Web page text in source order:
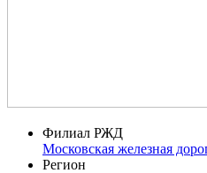
Филиал РЖД
Московская железная
Регион